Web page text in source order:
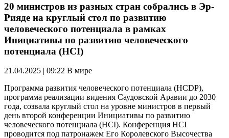
20 министров из разных стран собрались в Эр-
Рияде на круглый стол по развитию
человеческого потенциала в рамках
Инициативы по развитию человеческого
потенциала (HCI)
21.04.2025 | 09:22 В мире
Программа развития человеческого потенциала (HCDP),
программа реализации видения Саудовской Аравии до 2030
года, созвала круглый стол на уровне министров в первый
день второй конференции Инициативы по развитию
человеческого потенциала (HCI). Конференция HCI
проводится под патронажем Его Королевского Высочества